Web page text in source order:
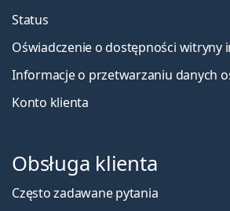
Status
Oświadczenie o dostępności witryny
Informacje o przetwarzaniu danych
Konto klienta
Obsługa klienta
Często zadawane pytania